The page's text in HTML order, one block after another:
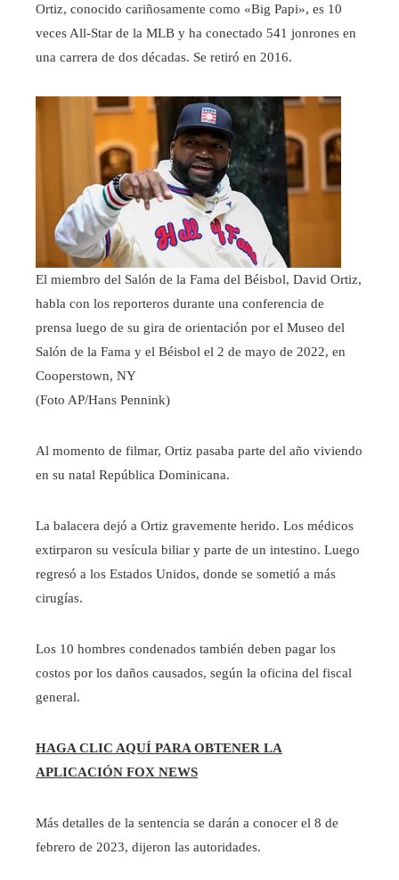
Ortiz, conocido cariñosamente como «Big Papi», es 10
veces All-Star de la MLB y ha conectado 541 jonrones en
una carrera de dos décadas. Se retiró en 2016.
El miembro del Salón de la Fama del Béisbol, David Ortiz,
habla con los reporteros durante una conferencia de
prensa luego de su gira de orientación por el Museo del
Salón de la Fama y el Béisbol el 2 de mayo de 2022, en
Cooperstown, NY
(Foto AP/Hans Pennink)
Al momento de filmar, Ortiz pasaba parte del año viviendo
en su natal República Dominicana.
La balacera dejó a Ortiz gravemente herido. Los médicos
extirparon su vesícula biliar y parte de un intestino. Luego
regresó a los Estados Unidos, donde se sometió a más
cirugías.
Los 10 hombres condenados también deben pagar los
costos por los daños causados, según la oficina del fiscal
general.
HAGA CLIC AQUÍ PARA OBTENER LA
APLICACIÓN FOX NEWS
Más detalles de la sentencia se darán a conocer el 8 de
febrero de 2023, dijeron las autoridades.